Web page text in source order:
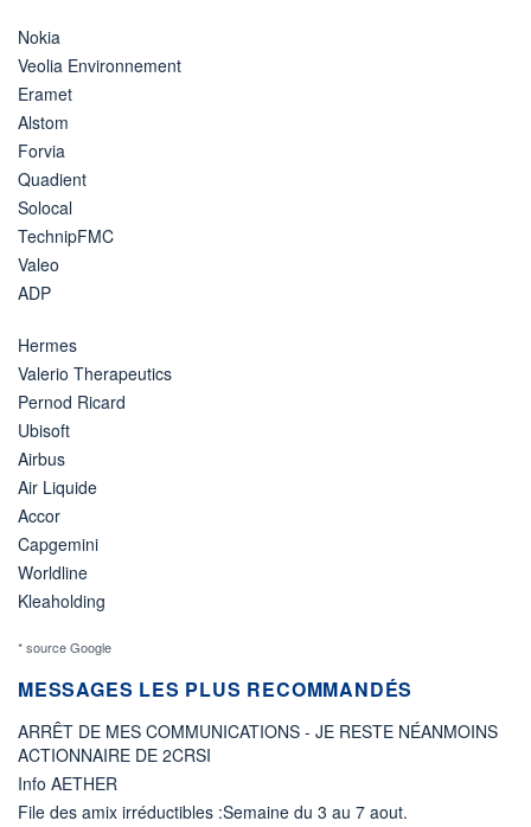
Nokia
Veolia Environnement
Eramet
Alstom
Forvia
Quadient
Solocal
TechnipFMC
Valeo
ADP
Hermes
Valerio Therapeutics
Pernod Ricard
Ubisoft
Airbus
Air Liquide
Accor
Capgemini
Worldline
Kleaholding
* source Google
MESSAGES LES PLUS RECOMMANDÉS
ARRÊT DE MES COMMUNICATIONS - JE RESTE NÉANMOINS
ACTIONNAIRE DE 2CRSI
Info AETHER
File des amix irréductibles :Semaine du 3 au 7 aout.